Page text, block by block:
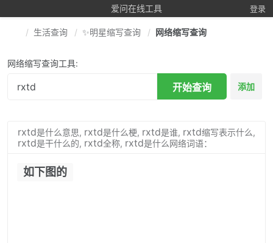
爱问在线工具 登录
生活查询 ✨明星缩写查询 网络缩写查询
网络缩写查询工具:
开始查询 添加
rxtd是什么意思, rxtd是什么梗, rxtd是谁, rxtd缩写表示什么,
rxtd是干什么的, rxtd全称, rxtd是什么网络词语：
如下图的